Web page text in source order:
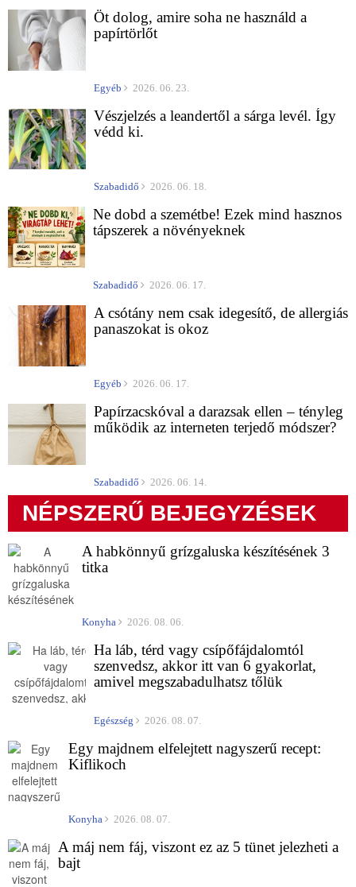
Öt dolog, amire soha ne használd a
papírtörlőt
Egyéb 2026. 06. 23.
Vészjelzés a leandertől a sárga levél. Így
védd ki.
Szabadidő 2026. 06. 18.
Ne dobd a szemétbe! Ezek mind hasznos
tápszerek a növényeknek
Szabadidő 2026. 06. 17.
A csótány nem csak idegesítő, de allergiás
panaszokat is okoz
Egyéb 2026. 06. 17.
Papírzacskóval a darazsak ellen – tényleg
működik az interneten terjedő módszer?
Szabadidő 2026. 06. 14.
NÉPSZERŰ BEJEGYZÉSEK
A habkönnyű grízgaluska készítésének 3
titka
Konyha 2026. 08. 06.
Ha láb, térd vagy csípőfájdalomtól
szenvedsz, akkor itt van 6 gyakorlat,
amivel megszabadulhatsz tőlük
Egészség 2026. 08. 07.
Egy majdnem elfelejtett nagyszerű recept:
Kiflikoch
Konyha 2026. 08. 07.
A máj nem fáj, viszont ez az 5 tünet jelezheti a
bajt